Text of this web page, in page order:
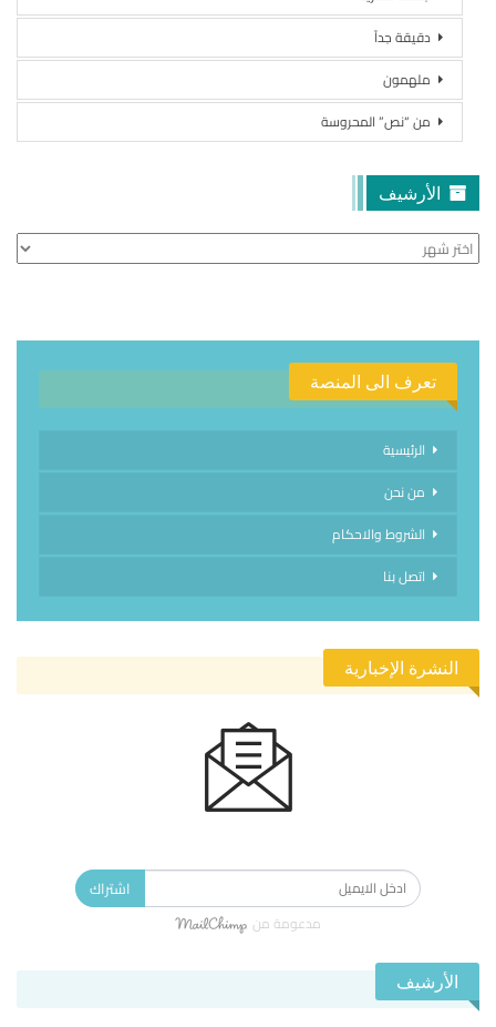
دقيقة جداً
ملهمون
من “نص” المحروسة
الأرشيف
الأرشيف
تعرف الى المنصة
الرئيسية
من نحن
الشروط والاحكام
اتصل بنا
النشرة الإخبارية
اشتراك
مدعومة من
الأرشيف